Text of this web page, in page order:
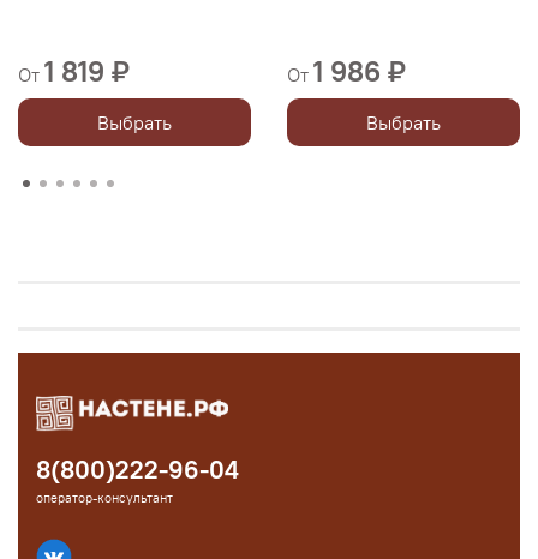
От 1 819 ₽
Выбрать
От 1 986 ₽
Выбрать
8(800)222-96-04
оператор-консультант